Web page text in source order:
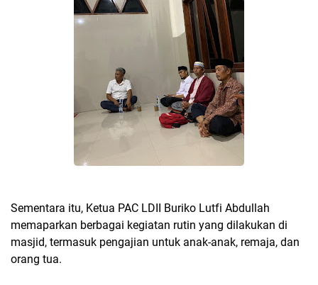
Sementara itu, Ketua PAC LDII Buriko Lutfi Abdullah
memaparkan berbagai kegiatan rutin yang dilakukan di
masjid, termasuk pengajian untuk anak-anak, remaja, dan
orang tua.